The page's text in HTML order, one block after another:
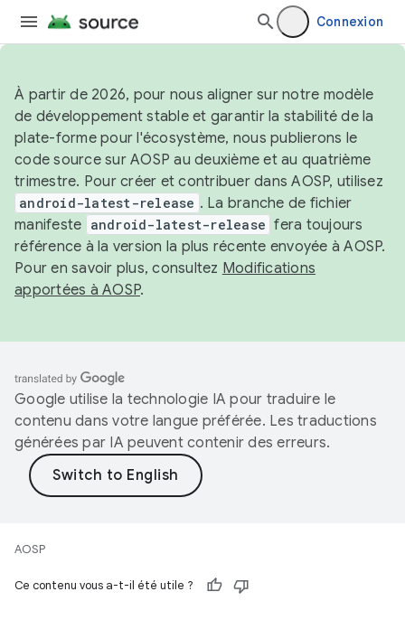
Connexion
À partir de 2026, pour nous aligner sur notre modèle
de développement stable et garantir la stabilité de la
plate-forme pour l'écosystème, nous publierons le
code source sur AOSP au deuxième et au quatrième
trimestre. Pour créer et contribuer dans AOSP, utilisez
android-latest-release . La branche de fichier
manifeste android-latest-release fera toujours
référence à la version la plus récente envoyée à AOSP.
Pour en savoir plus, consultez Modifications
apportées à AOSP.
Google utilise la technologie IA pour traduire le
contenu dans votre langue préférée. Les traductions
générées par IA peuvent contenir des erreurs.
AOSP
Ce contenu vous a-t-il été utile ?